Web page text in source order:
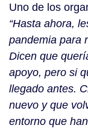
Uno de los
“Hasta ahora,
pandemia para
Dicen que
apoyo, pero si
llegado antes.
nuevo y que
entorno que